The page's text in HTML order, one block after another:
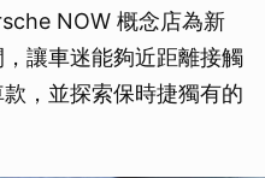
NOW 概念店為新
讓車迷能夠近距離接觸
，並探索保時捷獨有的